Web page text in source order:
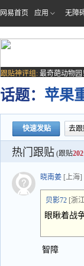
网易首页 应用 无障
跟贴神评组: 最奇葩动物
场子
话题： 苹果
快速发贴 去
热门跟贴 (跟贴202
晓南姜 [上海]
贝影72 [浙
眼瞅着战
智障